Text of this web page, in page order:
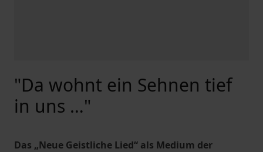
"Da wohnt ein Sehnen tief
in uns …"
Das „Neue Geistliche Lied“ als Medium der